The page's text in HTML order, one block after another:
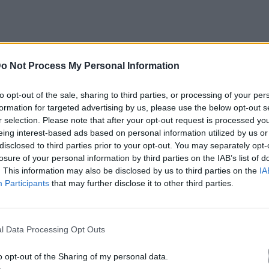
Not Process My Personal Information
opt-out of the sale, sharing to third parties, or processing of your
for targeted advertising by us, please use the below opt-out
selection. Please note that after your opt-out request is processed
interest-based ads based on personal information utilized by us
to third parties prior to your opt-out. You may separately
of your personal information by third parties on the IAB’s list of
This information may also be disclosed by us to third parties on the
Participants that may further disclose it to other third parties.
Data Processing Opt Outs
opt-out of the Sharing of my personal data.
εμφανίσεις της, κάτι μάλιστα που έχει πει και
πρόβλημα να βλέπουν οι άντρες κάτω από τη
από ανθρώπους της μουσικής ως το